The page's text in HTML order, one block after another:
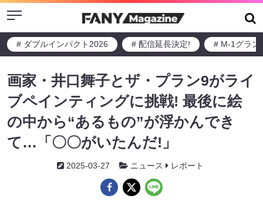
Menu
# ダブルインパクト2026 # 配信延長決定! # M-1グラン
画家・井口舞子とザ・プラン9がライ
ブペインティングに挑戦! 最後に絵
の中から“あるもの”が浮かんでき
て…「〇〇がいたんだ!」
2025-03-27 ニュース レポート